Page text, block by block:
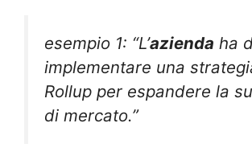
esempio 1: “L’azienda ha
implementare una
Rollup per espandere la
di mercato.”